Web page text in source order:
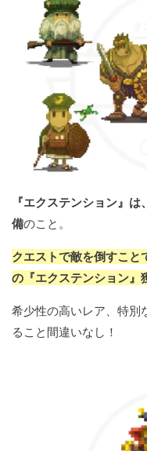
『エクステンション』
備のこと。
クエストで敵を倒すこと
の『エクステンション』
希少性の高いレア、特別
ること間違いなし！